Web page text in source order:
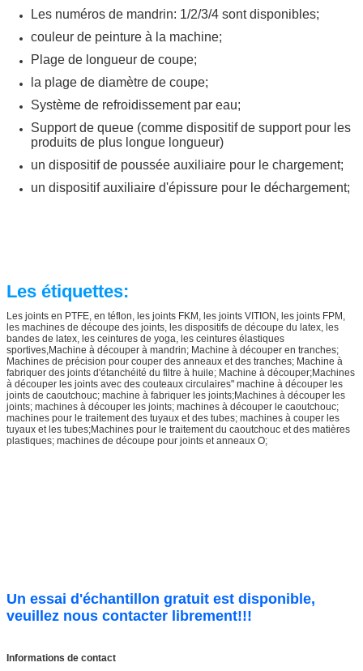
Les numéros de mandrin: 1/2/3/4 sont disponibles;
couleur de peinture à la machine;
Plage de longueur de coupe;
la plage de diamètre de coupe;
Système de refroidissement par eau;
Support de queue (comme dispositif de support pour les
produits de plus longue longueur)
un dispositif de poussée auxiliaire pour le chargement;
un dispositif auxiliaire d'épissure pour le déchargement;
Les étiquettes:
Les joints en PTFE, en téflon, les joints FKM, les joints VITION, les joints FPM,
les machines de découpe des joints, les dispositifs de découpe du latex, les
bandes de latex, les ceintures de yoga, les ceintures élastiques
sportives,Machine à découper à mandrin; Machine à découper en tranches;
Machines de précision pour couper des anneaux et des tranches; Machine à
fabriquer des joints d'étanchéité du filtre à huile; Machine à découper;Machines
à découper les joints avec des couteaux circulaires" machine à découper les
joints de caoutchouc; machine à fabriquer les joints;Machines à découper les
joints; machines à découper les joints; machines à découper le caoutchouc;
machines pour le traitement des tuyaux et des tubes; machines à couper les
tuyaux et les tubes;Machines pour le traitement du caoutchouc et des matières
plastiques; machines de découpe pour joints et anneaux O;
Un essai d'échantillon gratuit est disponible,
veuillez nous contacter librement!!!
Informations de contact